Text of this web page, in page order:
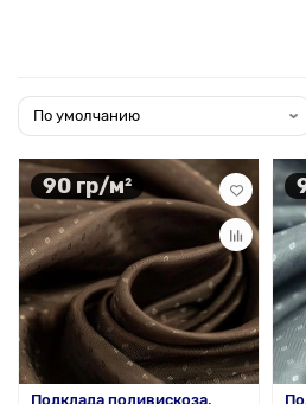
90 гр/м²
Подклада поливискоза,